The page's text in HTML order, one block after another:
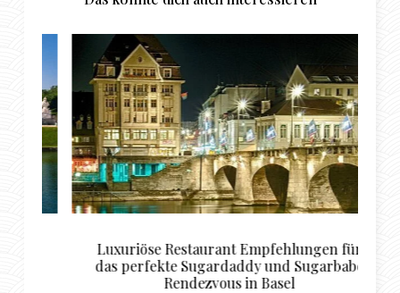
Luxuriöse Restaurant Empfehlungen für
das perfekte Sugardaddy und Sugarbabe
Rendezvous in Basel